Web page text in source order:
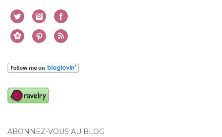
ABONNEZ-VOUS AU BLOG